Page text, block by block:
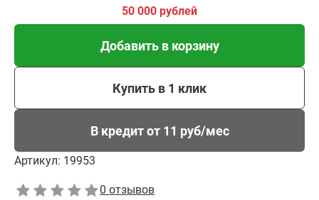
50 000 рублей
Добавить в корзину
Купить в 1 клик
В кредит от 11 руб/мес
Артикул: 19953
0 отзывов